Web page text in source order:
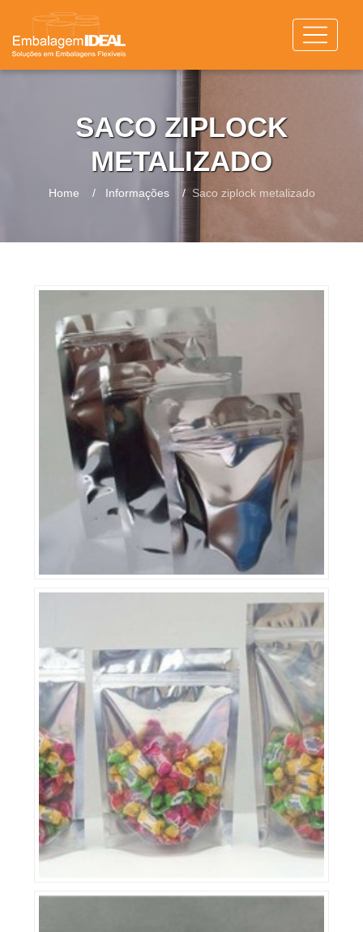
SACO ZIPLOCK
METALIZADO
Home Informações Saco ziplock metalizado